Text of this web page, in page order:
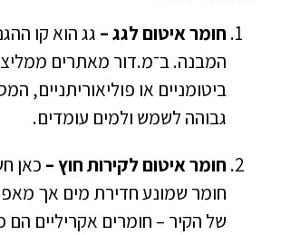
חומר איטום לגג – גג הוא קו
המבנה. ב־מ.דור מאתרים
ביטומניים או פוליאוריתניים,
גבוהה לשמש ולמים עומדים.
חומר איטום לקירות חוץ – כאן
חומר שמונע חדירת מים אך
של הקיר – חומרים אקריליים הם